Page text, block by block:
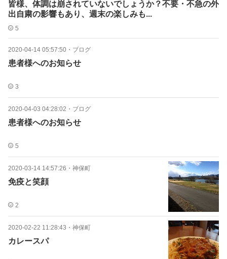
皆様、体調は崩されていないでしょうか？不要・不急の外
出自粛の影響もあり、週末の楽しみも...
5
2020-04-14 05:57:50 ・ ブログ
患者様へのお知らせ
3
2020-04-03 04:28:02 ・ ブログ
患者様へのお知らせ
5
2020-03-14 14:57:26 ・ 神保町
免疫と笑顔
2
2020-02-22 11:28:43 ・ 神保町
カレースパ